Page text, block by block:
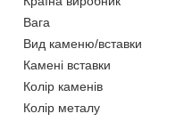
Вага
Вид каменю/вставки
Камені вставки
Колір каменів
Колір металу